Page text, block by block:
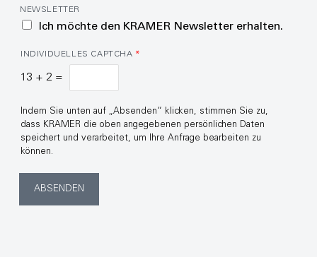
NEWSLETTER
Ich möchte den KRAMER Newsletter erhalten.
INDIVIDUELLES CAPTCHA *
13 + 2 =
Indem Sie unten auf „Absenden“ klicken, stimmen Sie zu,
dass KRAMER die oben angegebenen persönlichen Daten
speichert und verarbeitet, um Ihre Anfrage bearbeiten zu
können.
ABSENDEN